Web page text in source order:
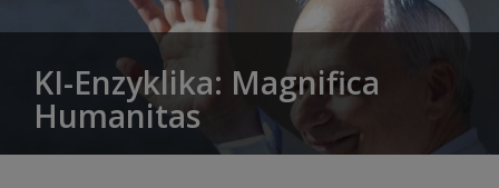
KI-Enzyklika: Magnifica
Humanitas